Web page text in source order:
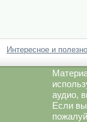
Интересное и
аудио,
Если вы